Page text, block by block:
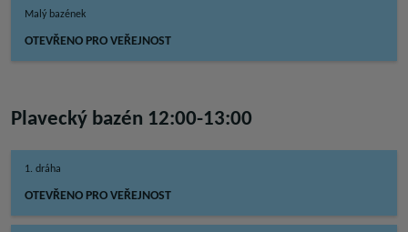
Malý bazének
OTEVŘENO PRO VEŘEJNOST
Plavecký bazén 12:00-13:00
1. dráha
OTEVŘENO PRO VEŘEJNOST